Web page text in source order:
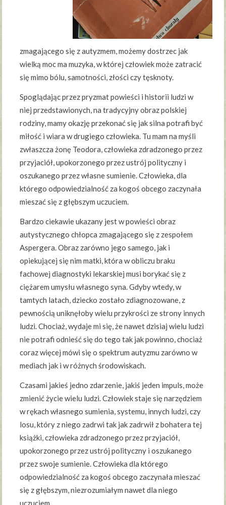
zmagającego się z autyzmem, możemy dostrzec jak
wielką moc ma muzyka, w której człowiek może zatracić
się mimo bólu, samotności, złości czy tęsknoty.
Spoglądając przez pryzmat powieści i historii ludzi w
niej przedstawionych, na tradycyjny obraz polskiej
rodziny, mamy okazję przekonać się jak silna potrafi być
miłość i wiara w drugiego człowieka. Tu mam na myśli
zwłaszcza żonę Teodora, człowieka zdradzonego przez
przyjaciół, upokorzonego przez ustrój polityczny i
oszukanego przez własne sumienie. Człowieka, dla
którego odpowiedzialność za kogoś obcego zaczynała
mieszać się z głębszym uczuciem.
Bardzo ciekawie ukazany jest w powieści obraz
autystycznego chłopca zmagającego się z zespołem
Aspergera. Obraz zarówno jego samego, jak i
opiekującej się nim matki, która w obliczu braku
fachowej diagnostyki lekarskiej musi borykać się z
ciężarem umysłu własnego syna. Gdyby wtedy, w
tamtych latach, dziecko zostało zdiagnozowane, z
pewnością uniknęłoby wielu przykrości ze strony innych
ludzi. Chociaż, wydaje mi się, że nawet dzisiaj wielu ludzi
nie potrafi odnieść się do tego tak jak powinno, chociaż
coraz więcej mówi się o spektrum autyzmu zarówno w
mediach jak i w różnych środowiskach.
Czasami jakieś jedno zdarzenie, jakiś jeden impuls, może
zmienić życie wielu ludzi. Człowiek staje się narzędziem
w rękach własnego sumienia, systemu, innych ludzi, czy
losu, który z niego zadrwi tak jak zadrwił z bohatera tej
książki, człowieka zdradzonego przez przyjaciół,
upokorzonego przez ustrój polityczny i oszukanego
przez swoje sumienie. Człowieka dla którego
odpowiedzialność za kogoś obcego zaczynała mieszać
się z głębszym, niezrozumiałym nawet dla niego
uczuciem.